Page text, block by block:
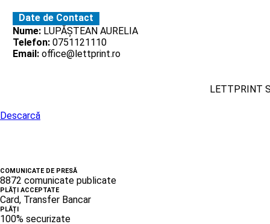
Date de Contact
Nume: LUPĂȘTEAN AURELIA
Telefon: 0751121110
Email: office@lettprint.ro
LETTPRINT
Descarcă
COMUNICATE DE PRESĂ
8872 comunicate publicate
PLĂȚI ACCEPTATE
Card, Transfer Bancar
PLĂȚI
100% securizate